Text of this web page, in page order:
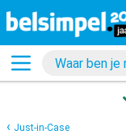
Just-in-Case